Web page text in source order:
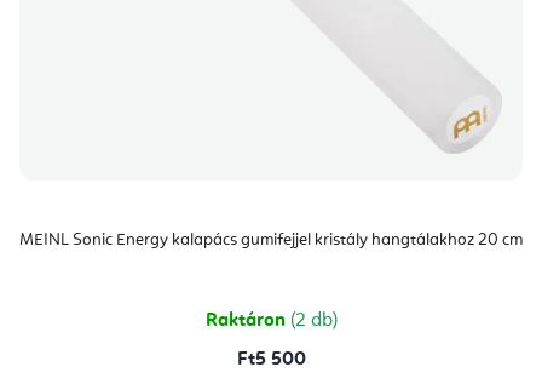
MEINL Sonic Energy kalapács gumifejjel kristály hangtálakhoz 20 cm
Raktáron (2 db)
Ft5 500